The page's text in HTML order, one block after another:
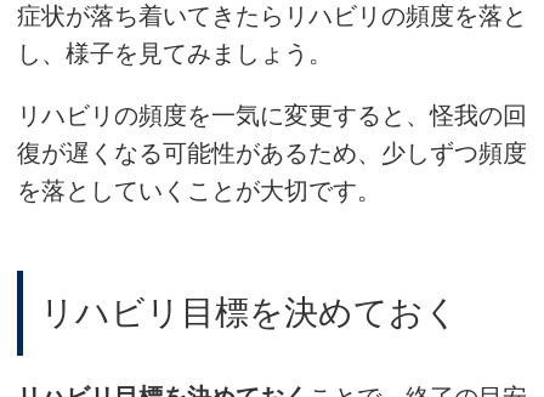
症状が落ち着いてきたらリハビリの頻度を落と
し、様子を見てみましょう。
リハビリの頻度を一気に変更すると、怪我の回
復が遅くなる可能性があるため、少しずつ頻度
を落としていくことが大切です。
リハビリ目標を決めておく